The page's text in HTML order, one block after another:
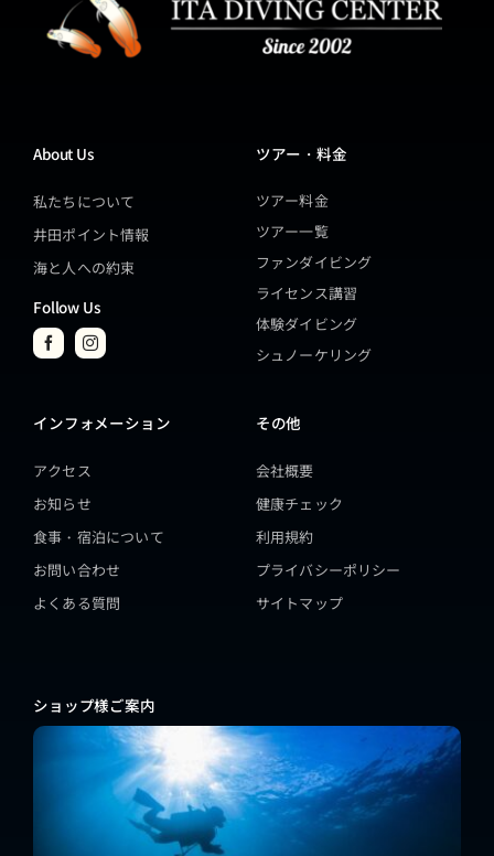
About Us
私たちについて
井田ポイント情報
海と人への約束
Follow Us
ツアー・料金
ツアー料金
ツアー一覧
ファンダイビング
ライセンス講習
体験ダイビング
シュノーケリング
インフォメーション
アクセス
お知らせ
食事・宿泊について
お問い合わせ
よくある質問
その他
会社概要
健康チェック
利用規約
プライバシーポリシー
サイトマップ
ショップ様ご案内